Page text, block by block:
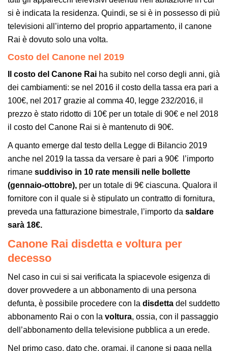
si è indicata la residenza. Quindi, se si è in possesso di più
televisioni all’interno del proprio appartamento, il canone
Rai è dovuto solo una volta.
Costo del Canone nel 2019
Il costo del Canone Rai ha subito nel corso degli anni, già
dei cambiamenti: se nel 2016 il costo della tassa era pari a
100€, nel 2017 grazie al comma 40, legge 232/2016, il
prezzo è stato ridotto di 10€ per un totale di 90€ e nel 2018
il costo del Canone Rai si è mantenuto di 90€.
A quanto emerge dal testo della Legge di Bilancio 2019
anche nel 2019 la tassa da versare è pari a 90€ l’importo
rimane suddiviso in 10 rate mensili nelle bollette
(gennaio-ottobre), per un totale di 9€ ciascuna. Qualora il
fornitore con il quale si è stipulato un contratto di fornitura,
preveda una fatturazione bimestrale, l’importo da saldare
sarà 18€.
Canone Rai disdetta e voltura per
decesso
Nel caso in cui si sai verificata la spiacevole esigenza di
dover provvedere a un abbonamento di una persona
defunta, è possibile procedere con la disdetta del suddetto
abbonamento Rai o con la voltura, ossia, con il passaggio
dell’abbonamento della televisione pubblica a un erede.
Nel primo caso, dato che, oramai, il canone si paga nella